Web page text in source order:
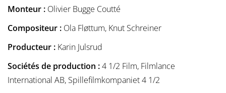
Monteur : Olivier Bugge Coutté
Compositeur : Ola Fløttum, Knut Schreiner
Producteur : Karin Julsrud
Sociétés de production :4 1/2 Film, Filmlance
International AB, Spillefilmkompaniet 4 1/2